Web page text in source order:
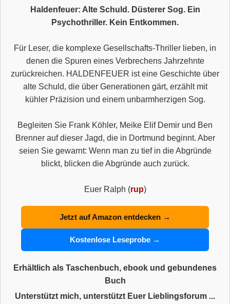
Haldenfeuer: Alte Schuld. Düsterer Sog. Ein
Psychothriller. Kein Entkommen.
Für Leser, die komplexe Gesellschafts-Thriller lieben, in
denen die Spuren eines Verbrechens Jahrzehnte
zurückreichen. HALDENFEUER ist eine Geschichte über
alte Schuld, die über Generationen gärt, erzählt mit
kühler Präzision und einem unbarmherzigen Sog.
Begleiten Sie Frank Köhler, Meike Elif Demir und Ben
Brenner auf dieser Jagd, die in Dortmund beginnt. Aber
seien Sie gewarnt: Wenn man zu tief in die Abgründe
blickt, blicken die Abgründe auch zurück.
Euer Ralph (rup)
Jetzt auf Amazon entdecken →
Kostenlose Leseprobe →
Erhältlich als Taschenbuch, ebook und gebundenes
Buch
Unterstützt mich, unterstützt Euer Lieblingsforum ...